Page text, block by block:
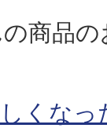
商品
くなっ